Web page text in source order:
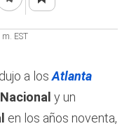
EST
a losAtlanta
y un
en los años noventa,